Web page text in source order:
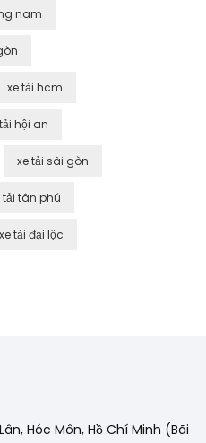
nam
xe tải hcm
hội an
xe tải sài gòn
tải tân phú
xe tải đại lộc
Hóc Môn, Hồ Chí Minh (Bãi